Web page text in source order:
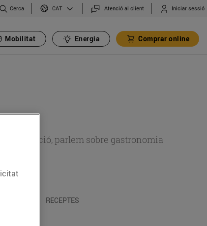
Cerca CAT Atenció al client Iniciar sessió
Mobilitat Energia Comprar online
parlem sobre gastronomia
RECEPTES